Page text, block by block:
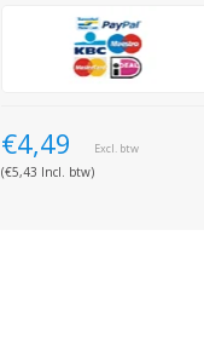
€4,49 Excl. btw
(€5,43 Incl. btw)